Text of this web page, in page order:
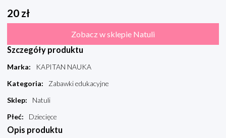
20 zł
Zobacz w sklepie Natuli
Szczegóły produktu
Marka:
KAPITAN NAUKA
Kategoria:
Zabawki edukacyjne
Sklep:
Natuli
Płeć: Dziecięce
Opis produktu